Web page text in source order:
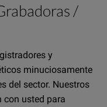
/
y
minuciosamente
del sector. Nuestros
con usted para